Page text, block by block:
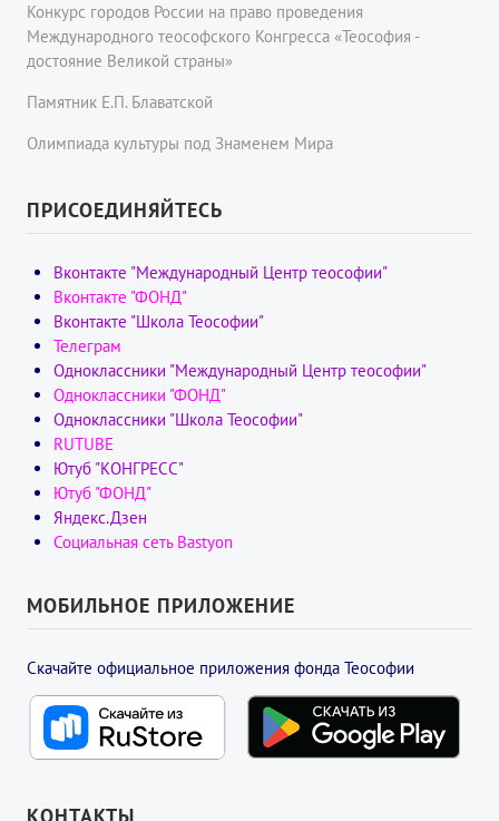
Конкурс городов России на право проведения
Международного теософского Конгресса «Теософия -
достояние Великой страны»
Памятник Е.П. Блаватской
Олимпиада культуры под Знаменем Мира
ПРИСОЕДИНЯЙТЕСЬ
Вконтакте "Международный Центр теософии"
Вконтакте "ФОНД"
Вконтакте "Школа Теософии"
Телеграм
Одноклассники "Международный Центр теософии"
Одноклассники "ФОНД"
Одноклассники "Школа Теософии"
RUTUBE
Ютуб "КОНГРЕСС"
Ютуб "ФОНД"
Яндекс.Дзен
Социальная сеть Bastyon
МОБИЛЬНОЕ ПРИЛОЖЕНИЕ
Скачайте официальное приложения фонда Теософии